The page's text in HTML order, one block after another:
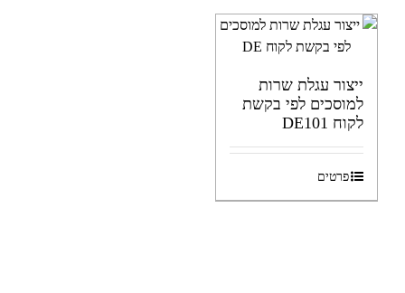
ייצור עגלת שרות
למוסכים לפי בקשת
לקוח DE101
פרטים